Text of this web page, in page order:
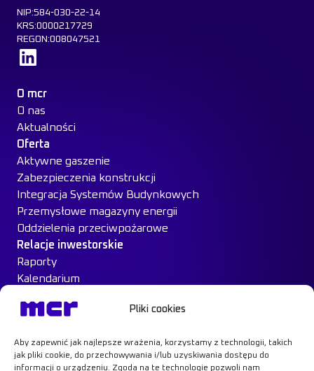
Pliki cookies
Aby zapewnić jak najlepsze wrażenia, korzystamy z technologii, takich
jak pliki cookie, do przechowywania i/lub uzyskiwania dostępu do
informacji o urządzeniu. Zgoda na te technologie pozwoli nam
NIP:584-030-22-14
KRS:0000217729
REGON:008047521
O mcr
O nas
Aktualności
Oferta
Aktywne gaszenie
Zabezpieczenia konstrukcji
Integracja Systemów Budynkowych
Przemysłowe magazyny energii
Oddzielenia przeciwpożarowe
Relacje inwestorskie
Raporty
Kalendarium
Materiały inwestorskie
Case Study
Kontakt